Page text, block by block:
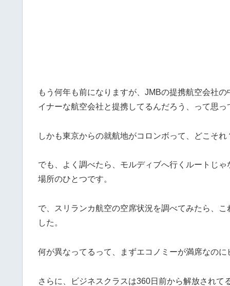
もう何年も前になりますが、JMBの提携航空会社
イナーな航空会社と提携してるんだろう、って思
しかも東京からの就航地がコロンボって、どこそ
でも、よく調べたら、モルディブへ行くルートじ
場所のひとつです。
で、スリランカ航空の空席状況を調べてみたら、
した。
何が異なってるって、まずエコノミーが満席なの
さらに、ビジネスクラスは360日前から解放され